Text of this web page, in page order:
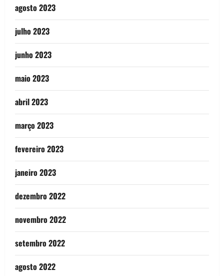
agosto 2023
julho 2023
junho 2023
maio 2023
abril 2023
março 2023
fevereiro 2023
janeiro 2023
dezembro 2022
novembro 2022
setembro 2022
agosto 2022